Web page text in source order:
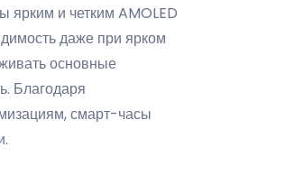
ярким и четким AMOLED
даже при ярком
основные
Благодаря
смарт-часы